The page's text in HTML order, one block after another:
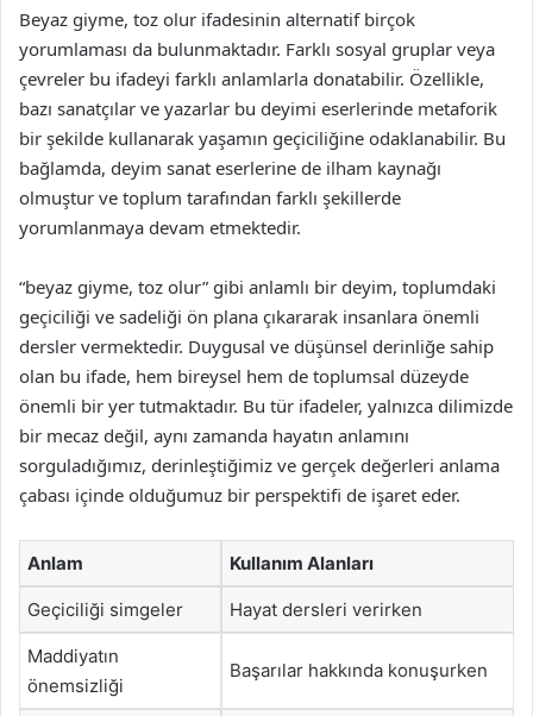
Beyaz giyme, toz olur ifadesinin alternatif birçok
yorumlaması da bulunmaktadır. Farklı sosyal gruplar veya
çevreler bu ifadeyi farklı anlamlarla donatabilir. Özellikle,
bazı sanatçılar ve yazarlar bu deyimi eserlerinde metaforik
bir şekilde kullanarak yaşamın geçiciliğine odaklanabilir. Bu
bağlamda, deyim sanat eserlerine de ilham kaynağı
olmuştur ve toplum tarafından farklı şekillerde
yorumlanmaya devam etmektedir.
“beyaz giyme, toz olur” gibi anlamlı bir deyim, toplumdaki
geçiciliği ve sadeliği ön plana çıkararak insanlara önemli
dersler vermektedir. Duygusal ve düşünsel derinliğe sahip
olan bu ifade, hem bireysel hem de toplumsal düzeyde
önemli bir yer tutmaktadır. Bu tür ifadeler, yalnızca dilimizde
bir mecaz değil, aynı zamanda hayatın anlamını
sorguladığımız, derinleştiğimiz ve gerçek değerleri anlama
çabası içinde olduğumuz bir perspektifi de işaret eder.
Anlam Kullanım Alanları
Geçiciliği simgeler Hayat dersleri verirken
Maddiyatın
önemsizliği
Başarılar hakkında konuşurken